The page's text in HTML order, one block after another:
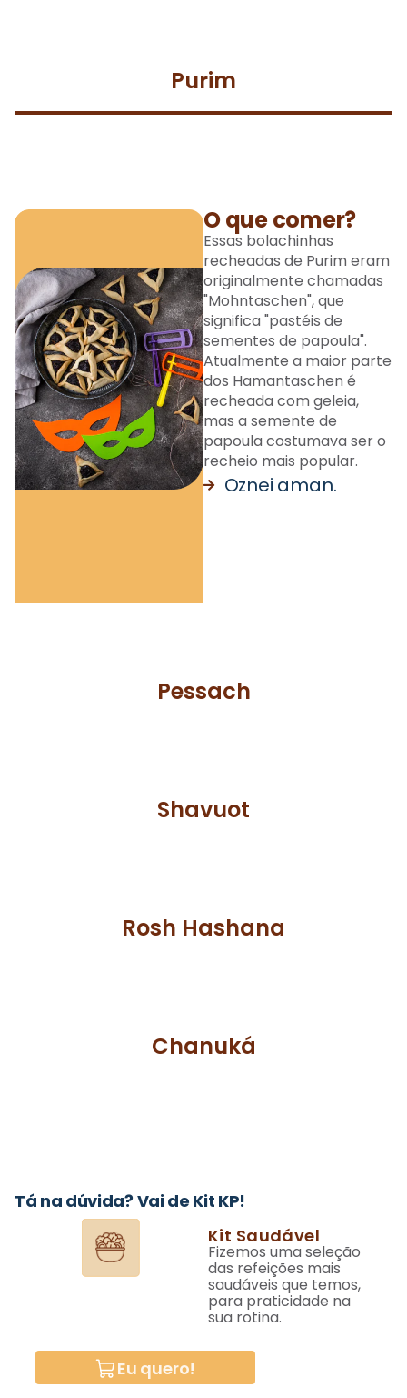
Purim
Pessach
Shavuot
Rosh Hashana
Chanuká
O que comer?
Essas bolachinhas
recheadas de Purim eram
originalmente chamadas
"Mohntaschen", que
significa "pastéis de
sementes de papoula".
Atualmente a maior parte
dos Hamantaschen é
recheada com geleia,
mas a semente de
papoula costumava ser o
recheio mais popular.
Oznei aman.
Tá na dúvida? Vai de Kit KP!
Kit Saudável
Fizemos uma seleção
das refeições mais
saudáveis que temos,
para praticidade na
sua rotina.
Eu quero!